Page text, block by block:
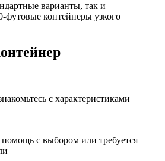
варианты, так и
футовые контейнеры узкого
с характеристиками
с выбором или требуется